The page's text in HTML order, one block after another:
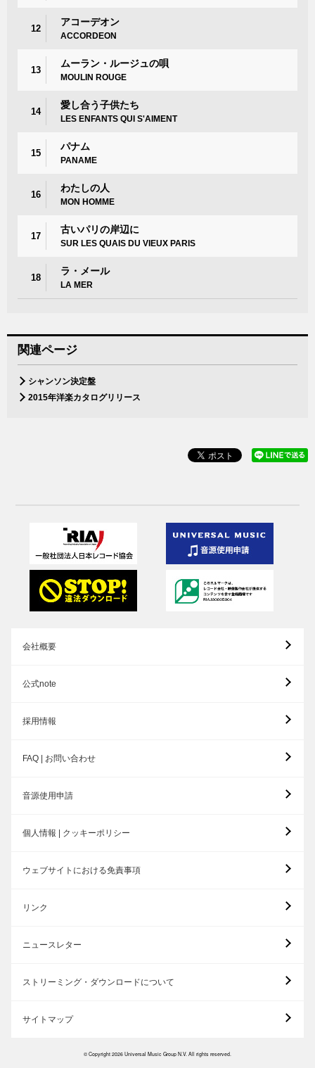
12
アコーデオン
ACCORDEON
13
ムーラン・ルージュの唄
MOULIN ROUGE
14
愛し合う子供たち
LES ENFANTS QUI S'AIMENT
15
パナム
PANAME
16
わたしの人
MON HOMME
17
古いパリの岸辺に
SUR LES QUAIS DU VIEUX PARIS
18
ラ・メール
LA MER
関連ページ
シャンソン決定盤
2015年洋楽カタログリリース
会社概要
公式note
採用情報
FAQ | お問い合わせ
音源使用申請
個人情報 | クッキーポリシー
ウェブサイトにおける免責事項
リンク
ニュースレター
ストリーミング・ダウンロードについて
サイトマップ
© Copyright 2026 Universal Music Group N.V. All rights reserved.